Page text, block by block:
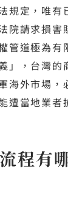
規定，唯有
院請求損害
管道極為有
」，台灣的
海外市場，
遭當地業者
程有